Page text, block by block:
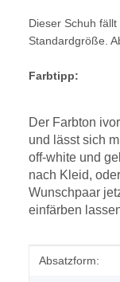
Dieser Schuh
Standardgröße.
Farbtipp:
Der Farbton
und lässt sich
off-white und
nach Kleid,
Wunschpaar
einfärben
Wert
Absatzform: